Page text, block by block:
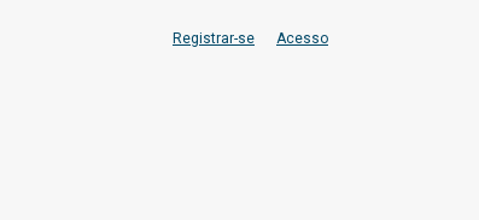
Registrar-se Acesso